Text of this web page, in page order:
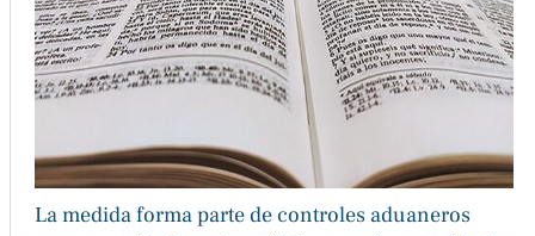
La medida forma parte de controles aduaneros